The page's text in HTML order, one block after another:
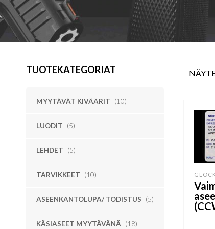
TUOTEKATEGORIAT
MYYTÄVÄT KIVÄÄRIT (10)
LUODIT (5)
LEHDET (5)
TARVIKKEET (10)
ASEENKANTOLUPA/ TODISTUS (5)
KÄSIASEET MYYTÄVÄNÄ (18)